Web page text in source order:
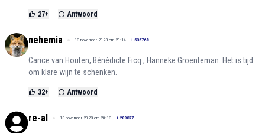
27+ Antwoord
nehemia 13 november 2023 om 20:14 + 535768
Carice van Houten, Bénédicte Ficq , Hanneke Groenteman. Het is tijd
om klare wijn te schenken.
32+ Antwoord
re-al 13 november 2023 om 20:13 + 209877